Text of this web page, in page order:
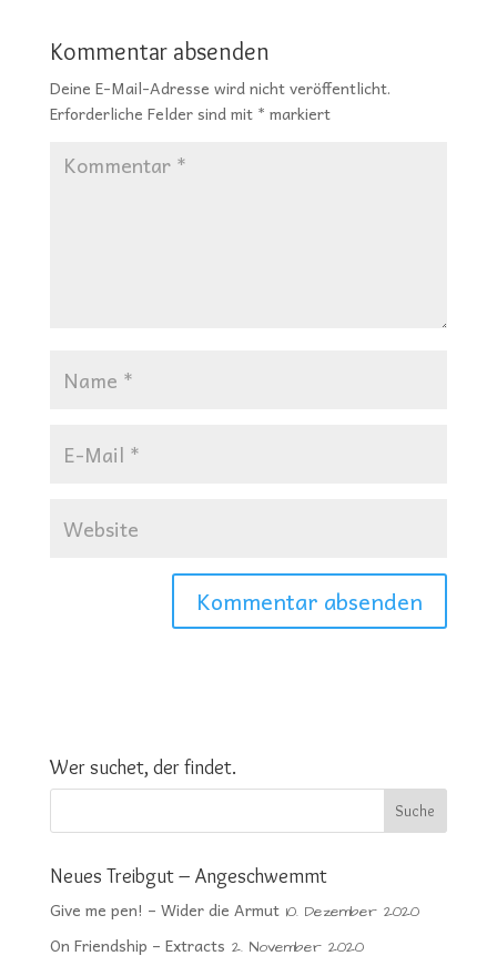
Kommentar absenden
Deine E-Mail-Adresse wird nicht veröffentlicht.
Erforderliche Felder sind mit * markiert
Wer suchet, der findet.
Neues Treibgut – Angeschwemmt
Give me pen! – Wider die Armut 10. Dezember 2020
On Friendship – Extracts 2. November 2020